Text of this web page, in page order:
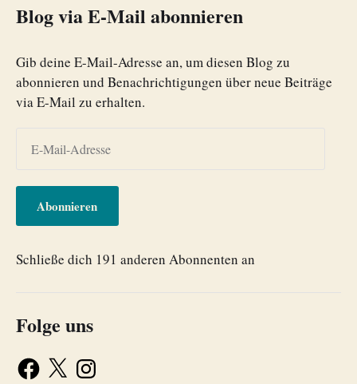
Blog via E-Mail abonnieren
Gib deine E-Mail-Adresse an, um diesen Blog zu
abonnieren und Benachrichtigungen über neue Beiträge
via E-Mail zu erhalten.
Abonnieren
Schließe dich 191 anderen Abonnenten an
Folge uns